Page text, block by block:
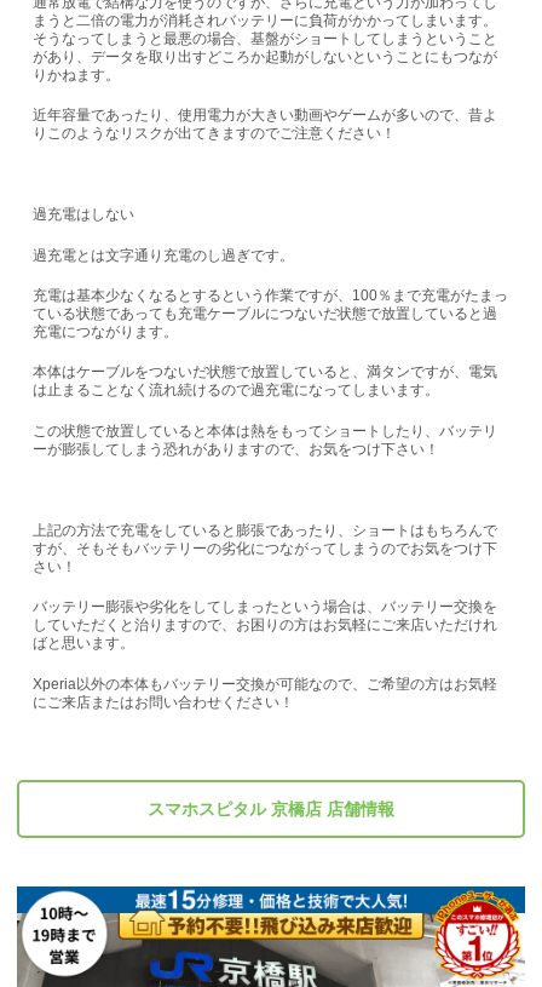
まうと二倍の電力が消耗されバッテリーに負荷がかかってしまいます。
そうなってしまうと最悪の場合、基盤がショートしてしまうということ
があり、データを取り出すどころか起動がしないということにもつなが
りかねます。
近年容量であったり、使用電力が大きい動画やゲームが多いので、昔よ
りこのようなリスクが出てきますのでご注意ください！
過充電はしない
過充電とは文字通り充電のし過ぎです。
充電は基本少なくなるとするという作業ですが、100％まで充電がたまっ
ている状態であっても充電ケーブルにつないだ状態で放置していると過
充電につながります。
本体はケーブルをつないだ状態で放置していると、満タンですが、電気
は止まることなく流れ続けるので過充電になってしまいます。
この状態で放置していると本体は熱をもってショートしたり、バッテリ
ーが膨張してしまう恐れがありますので、お気をつけ下さい！
上記の方法で充電をしていると膨張であったり、ショートはもちろんで
すが、そもそもバッテリーの劣化につながってしまうのでお気をつけ下
さい！
バッテリー膨張や劣化をしてしまったという場合は、バッテリー交換を
していただくと治りますので、お困りの方はお気軽にご来店いただけれ
ばと思います。
Xperia以外の本体もバッテリー交換が可能なので、ご希望の方はお気軽
にご来店またはお問い合わせください！
スマホスピタル 京橋店 店舗情報